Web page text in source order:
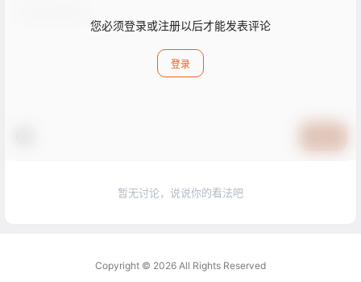
您必须登录或注册以后才能发表评论
登录
暂无讨论，说说你的看法吧
Copyright © 2026 All Rights Reserved